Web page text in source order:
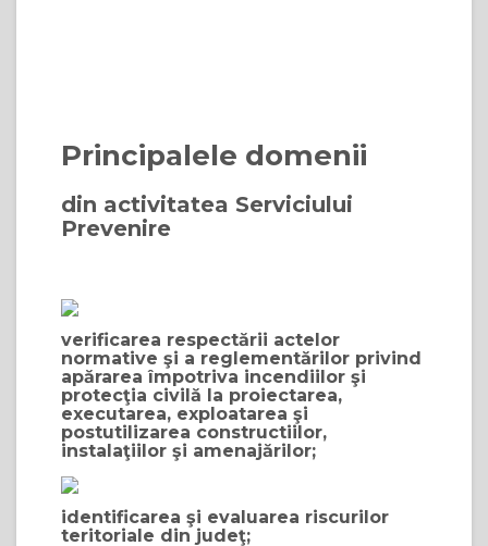
Principalele domenii
din activitatea Serviciului
Prevenire
verificarea respectării actelor
normative şi a reglementărilor privind
apărarea împotriva incendiilor şi
protecţia civilă la proiectarea,
executarea, exploatarea şi
postutilizarea constructiilor,
instalaţiilor şi amenajărilor;
identificarea şi evaluarea riscurilor
teritoriale din judeţ;